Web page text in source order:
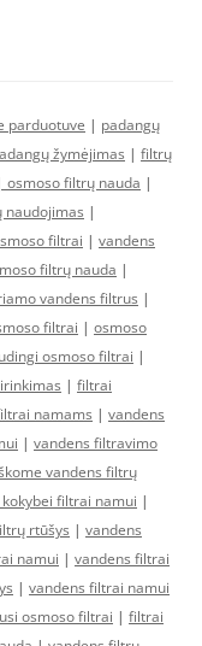
parduotuve | padangų
žymėjimas | filtrų
osmoso filtrų nauda |
naudojimas |
filtrai | vandens
filtrų nauda |
vandens filtrus |
filtrai | osmoso
osmoso filtrai |
| filtrai
namams | vandens
| vandens filtravimo
vandens filtrų
filtrai namui |
rtūšys | vandens
namui | vandens filtrai
| vandens filtrai namui
osmoso filtrai | filtrai